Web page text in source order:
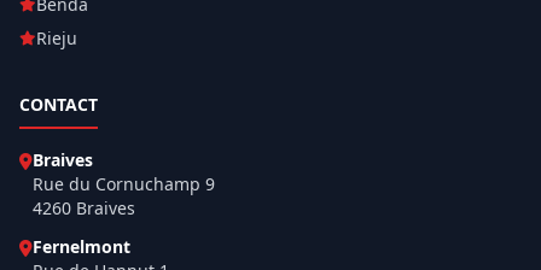
Rieju
CONTACT
Braives
Rue du Cornuchamp 9
4260 Braives
Fernelmont